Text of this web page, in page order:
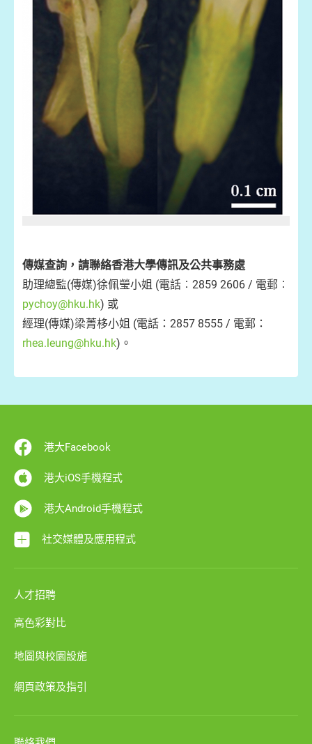
傳媒查詢，請聯絡香港大學傳訊及公共事務處
助理總監(傳媒)徐佩瑩小姐 (電話︰2859 2606 / 電郵︰
pychoy@hku.hk) 或
經理(傳媒)梁菁栘小姐 (電話：2857 8555 / 電郵：
rhea.leung@hku.hk)。
港大Facebook
港大iOS手機程式
港大Android手機程式
社交媒體及應用程式
人才招聘
高色彩對比
地圖與校園設施
網頁政策及指引